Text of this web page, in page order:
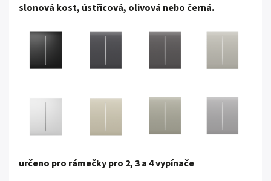
slonová kost, ústřicová, olivová nebo černá.
určeno pro rámečky pro 2, 3 a 4 vypínače